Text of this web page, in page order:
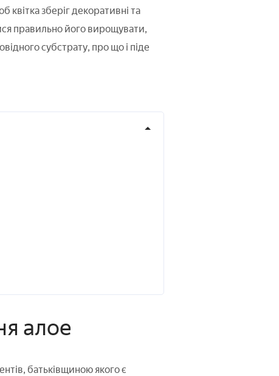
квітка зберіг декоративні та
правильно його вирощувати,
субстрату, про що і піде
алое
батьківщиною якого є